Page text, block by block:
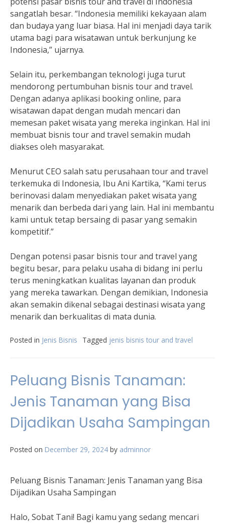
sangatlah besar. “Indonesia memiliki kekayaan alam
dan budaya yang luar biasa. Hal ini menjadi daya tarik
utama bagi para wisatawan untuk berkunjung ke
Indonesia,” ujarnya.
Selain itu, perkembangan teknologi juga turut
mendorong pertumbuhan bisnis tour and travel.
Dengan adanya aplikasi booking online, para
wisatawan dapat dengan mudah mencari dan
memesan paket wisata yang mereka inginkan. Hal ini
membuat bisnis tour and travel semakin mudah
diakses oleh masyarakat.
Menurut CEO salah satu perusahaan tour and travel
terkemuka di Indonesia, Ibu Ani Kartika, “Kami terus
berinovasi dalam menyediakan paket wisata yang
menarik dan berbeda dari yang lain. Hal ini membantu
kami untuk tetap bersaing di pasar yang semakin
kompetitif.”
Dengan potensi pasar bisnis tour and travel yang
begitu besar, para pelaku usaha di bidang ini perlu
terus meningkatkan kualitas layanan dan produk
yang mereka tawarkan. Dengan demikian, Indonesia
akan semakin dikenal sebagai destinasi wisata yang
menarik dan berkualitas di mata dunia.
Posted in Jenis Bisnis Tagged jenis bisnis tour and travel
Peluang Bisnis Tanaman:
Jenis Tanaman yang Bisa
Dijadikan Usaha Sampingan
Posted on December 29, 2024 by adminnor
Peluang Bisnis Tanaman: Jenis Tanaman yang Bisa
Dijadikan Usaha Sampingan
Halo, Sobat Tani! Bagi kamu yang sedang mencari